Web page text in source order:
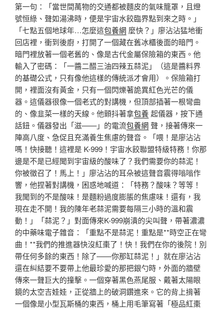
第一句：「當世間萬物的交通都被麵皮的氣味籠罩，且燈
號恒綠、聲如湯沸時，便是宇宙水餃臨界點到來之時。」
「七點五個地球年…怎麼這包養網 麼快？」廖沾沾猛地衝
回店裡，衝到後廚，打開了一個藏在舊冰櫃後面的暗門。
暗門裡放著一個老舊的、像是古代金屬保險箱的東西。他
輸入了密碼：「一醬二醋三油四辣五蒜泥」（這是醬料界
的基礎公式，只有像他這樣的傳統派才會用）。保險箱打
開，裡面沒有黃金，只有一個閃爍著詭異紅色光芒的儀
器。這儀器很像一個老式的對講機，但頂部插著一根彎曲
的、像韭菜一樣的天線。他顫抖著拿包養起儀器，按下通
話鈕。儀器發出「滋——」的電流包養網 聲，接著傳來一
陣高八度、急促且充滿養生焦慮的聲音。「喂！是廖沾沾
嗎！快接聽！這裡是 K-999！宇宙水餃聯盟特級特務！你那
邊是不是已經聞到宇宙級的酸味了？我們需要你的蒜泥！
你被徵召了！馬上！」廖沾沾的耳朵被這聲音震得嗡嗡作
響，他捏著對講機，困惑地喊道：「特務？酸味？等等！
我聞到的不是酸味！是麵粉過度膨脹的焦慮味！還有，我
現在走不開！我的陳年老蒜泥需要每隔三小時的溫和震
動！」「蒜泥？」對面傳來K-999崩潰的尖叫聲，帶著濃濃
的中藥味電子雜音：「重點不是蒜泥！重點是**時空正在彎
曲！**我們的推進器快沒紅棗了！快！我們在你的後院！別
帶任何多餘的東西！除了——你那缸蒜泥！」就在廖沾沾
還在糾結要不要帶上他最珍愛的那把銀勺時，外面的牆壁
傳來一聲巨大的撞擊。一個穿著黑色燕尾服、戴著太陽眼
鏡的太空吉娃娃，正從牆上的破洞鑽進來。它的背上揹著
一個像是小型瓦斯桶的東西，桶上用毛筆寫著「極品紅棗